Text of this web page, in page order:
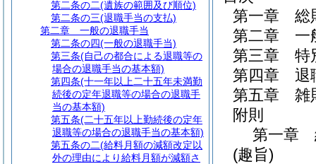
第一章
総
第二章
一
第三章
特
第四章
退
第五章
雑
附則
第一章
(趣旨)
第二条の二(遺族の範囲及び順位)
第二条の三(退職手当の支払)
第二章
一般の退職手当
第二条の四(一般の退職手当)
第三条(自己の都合による退職等の
場合の退職手当の基本額)
第四条(十一年以上二十五年未満勤
続後の定年退職等の場合の退職手
当の基本額)
第五条(二十五年以上勤続後の定年
退職等の場合の退職手当の基本額)
第五条の二(給料月額の減額改定以
外の理由により給料月額が減額さ